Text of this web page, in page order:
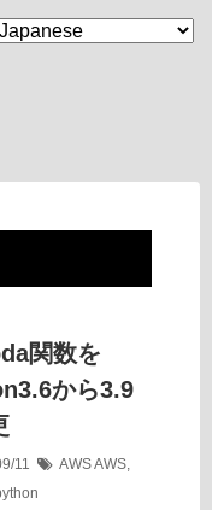
MENU
関数を
から3.9
11 AWSAWS,